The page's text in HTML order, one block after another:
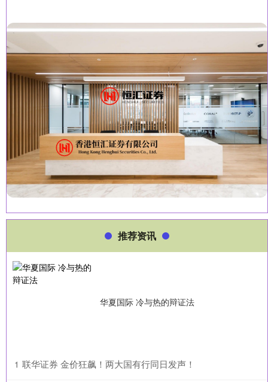
推荐资讯
华夏国际 冷与热的辩证法
1 ​联华证券 金价狂飙！两大国有行同日发声！